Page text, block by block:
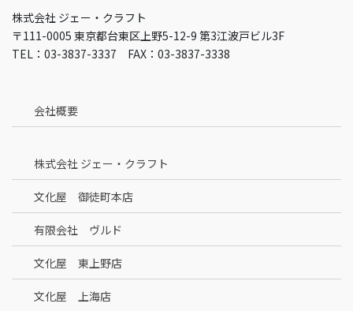
株式会社 ジェー・クラフト
〒111-0005 東京都台東区上野5-12-9 第3江波戸ビル3F
TEL：03-3837-3337 FAX：03-3837-3338
会社概要
株式会社 ジェー・クラフト
文化屋 御徒町本店
有限会社 ヴルド
文化屋 東上野店
文化屋 上海店